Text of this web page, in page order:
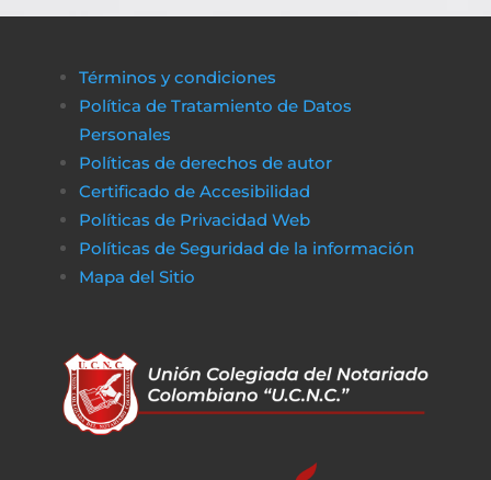
Términos y condiciones
Política de Tratamiento de Datos
Personales
Políticas de derechos de autor
Certificado de Accesibilidad
Políticas de Privacidad Web
Políticas de Seguridad de la información
Mapa del Sitio